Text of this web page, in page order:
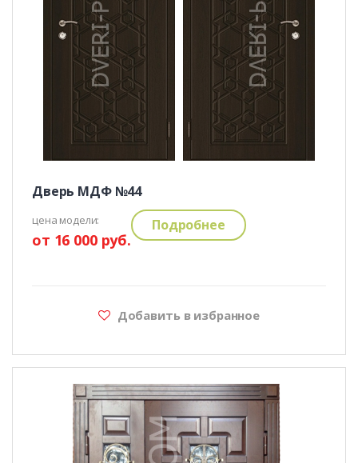
Дверь МДФ №44
цена модели:
от 16 000 руб.
Подробнее
Добавить в избранное